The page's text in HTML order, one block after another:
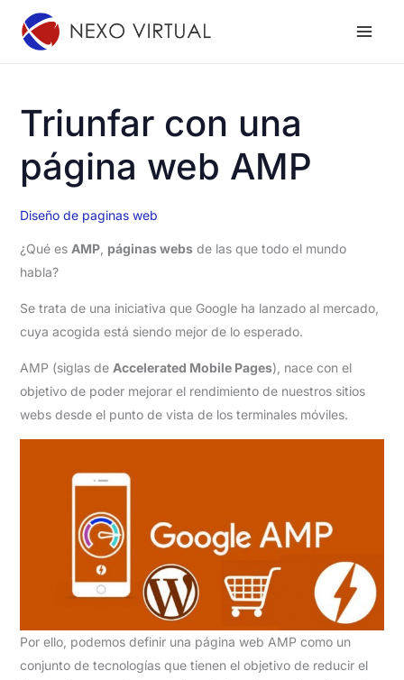
Triunfar con una
página web AMP
Diseño de paginas web
¿Qué es AMP, páginas websde las que todo el mundo
habla?
Se trata de una iniciativa que Google ha lanzado al mercado,
cuya acogida está siendo mejor de lo esperado.
AMP (siglas de Accelerated Mobile Pages), nace con el
objetivo de poder mejorar el rendimiento de nuestros sitios
webs desde el punto de vista de los terminales móviles.
Por ello, podemos definir una página web AMP como un
conjunto de tecnologías que tienen el objetivo de reducir el